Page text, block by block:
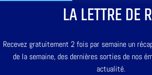
LA LETTRE DE
Recevez gratuitement 2 fois par semaine un
de la semaine, des dernières sorties de nos
actualité.